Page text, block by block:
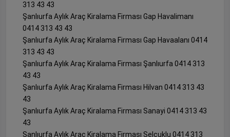
313 43 43
Şanlıurfa Aylık Araç Kiralama Firması Gap Havalimanı
0414 313 43 43
Şanlıurfa Aylık Araç Kiralama Firması Gap Havaalanı 0414
313 43 43
Şanlıurfa Aylık Araç Kiralama Firması Şanlıurfa 0414 313
43 43
Şanlıurfa Aylık Araç Kiralama Firması Hilvan 0414 313 43
43
Şanlıurfa Aylık Araç Kiralama Firması Sanayi 0414 313 43
43
Şanlıurfa Aylık Araç Kiralama Firması Selçuklu 0414 313